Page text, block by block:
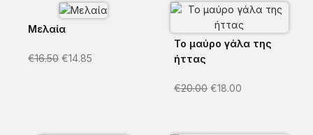
Μελαία
€16.50 €14.85
Το μαύρο γάλα της
ήττας
€20.00 €18.00